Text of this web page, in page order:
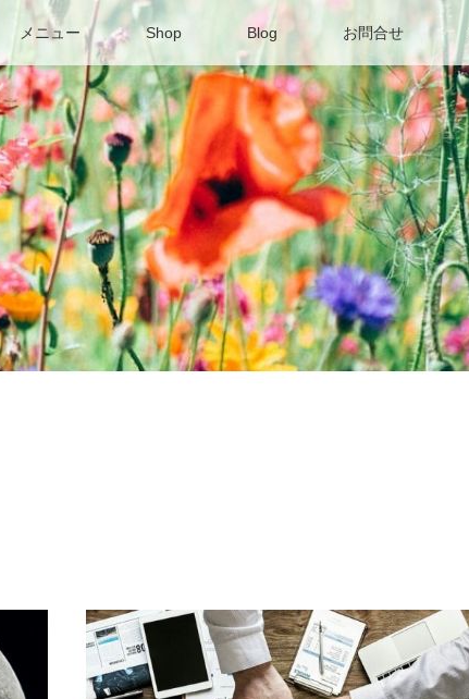
メニュー Shop Blog お問合せ